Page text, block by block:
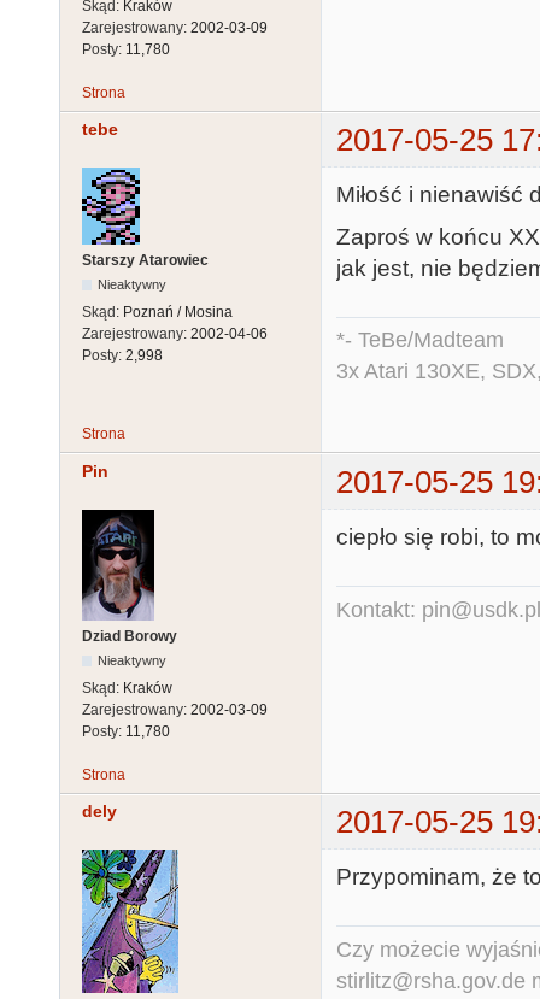
Skąd: Kraków
Zarejestrowany: 2002-03-09
Posty: 11,780
Strona
tebe 2017-05-25
Starszy Atarowiec
Nieaktywny
Skąd: Poznań / Mosina
Zarejestrowany: 2002-04-06
Posty: 2,998
Miłość i nienawiść
Zaproś w końcu
jak jest, nie
*- TeBe/Madteam
3x Atari 130XE,
Strona
Pin 2017-05-25
Dziad Borowy
Nieaktywny
Skąd: Kraków
Zarejestrowany: 2002-03-09
Posty: 11,780
ciepło się robi, to
Kontakt: pin@usdk.pl
Strona
dely 2017-05-25
Przypominam, że
Czy możecie
stirlitz@rsha.gov.de